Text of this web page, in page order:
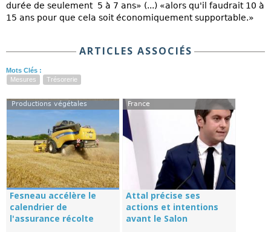
durée de seulement 5 à 7 ans» (...) «alors qu'il faudrait 10 à
15 ans pour que cela soit économiquement supportable.»
ARTICLES ASSOCIÉS
Mots Clés :
Mesures
Trésorerie
Productions végétales
Fesneau accélère le
calendrier de
l'assurance récolte
France
Attal précise ses
actions et intentions
avant le Salon